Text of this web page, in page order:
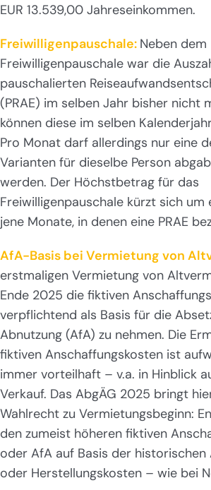
EUR 13.539,00 Jahreseinkommen.
Freiwilligenpauschale: Neben dem
Freiwilligenpauschale war die
pauschalierten
(PRAE) im selben Jahr bisher nicht
können diese im selben
Pro Monat darf allerdings nur eine
Varianten für dieselbe Person
werden. Der Höchstbetrag für das
Freiwilligenpauschale kürzt sich
jene Monate, in denen eine PRAE
AfA-Basis bei Vermietung von
erstmaligen Vermietung von
Ende 2025 die fiktiven
verpflichtend als Basis für die
Abnutzung (AfA) zu nehmen. Die
fiktiven Anschaffungskosten ist
immer vorteilhaft – v.a. in Hinblick
Verkauf. Das AbgÄG 2025 bringt
Wahlrecht zu Vermietungsbeginn:
den zumeist höheren fiktiven
oder AfA auf Basis der
oder Herstellungskosten – wie bei